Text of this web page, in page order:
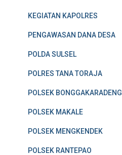
KEGIATAN KAPOLRES
PENGAWASAN DANA DESA
POLDA SULSEL
POLRES TANA TORAJA
POLSEK BONGGAKARADENG
POLSEK MAKALE
POLSEK MENGKENDEK
POLSEK RANTEPAO